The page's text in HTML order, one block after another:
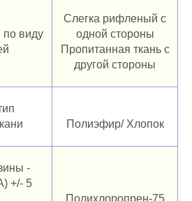
виду
Слегка рифленый с
одной стороны
Пропитанная ткань с
другой стороны
Полиэфир/ Хлопок
-
+/- 5